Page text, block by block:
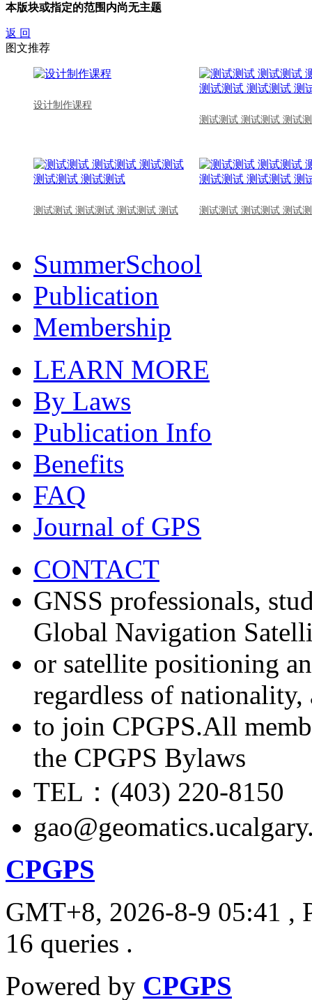
本版块或指定的范围内尚无主题
返 回
图文推荐
设计制作课程
测试测试 测试测试 测试
测试测试 测试测试 测试测试 测试 测试测试 测试测试 测试
SummerSchool
Publication
Membership
LEARN MORE
By Laws
Publication Info
Benefits
FAQ
Journal of GPS
CONTACT
GNSS professionals,
Global Navigation
or satellite positioning
regardless of nationality,
to join CPGPS.All
the CPGPS Bylaws
TEL：(403) 220-8150
CPGPS
GMT+8, 2026-8-9 05:41 ,
16 queries .
Powered by CPGPS